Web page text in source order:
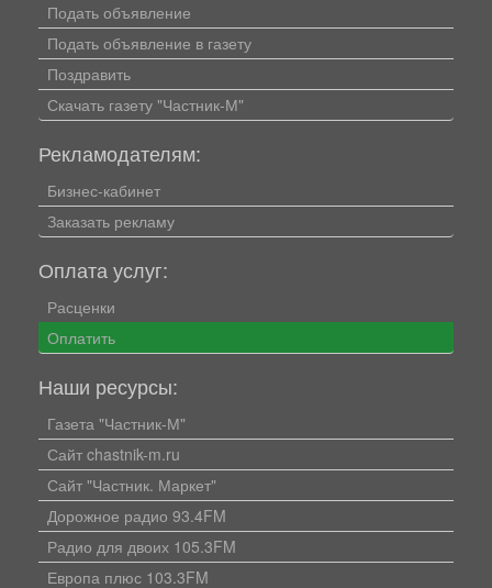
Подать объявление
Подать объявление в газету
Поздравить
Скачать газету "Частник-М"
Рекламодателям:
Бизнес-кабинет
Заказать рекламу
Оплата услуг:
Расценки
Оплатить
Наши ресурсы:
Газета "Частник-М"
Сайт chastnik-m.ru
Сайт "Частник. Маркет"
Дорожное радио 93.4FM
Радио для двоих 105.3FM
Европа плюс 103.3FM